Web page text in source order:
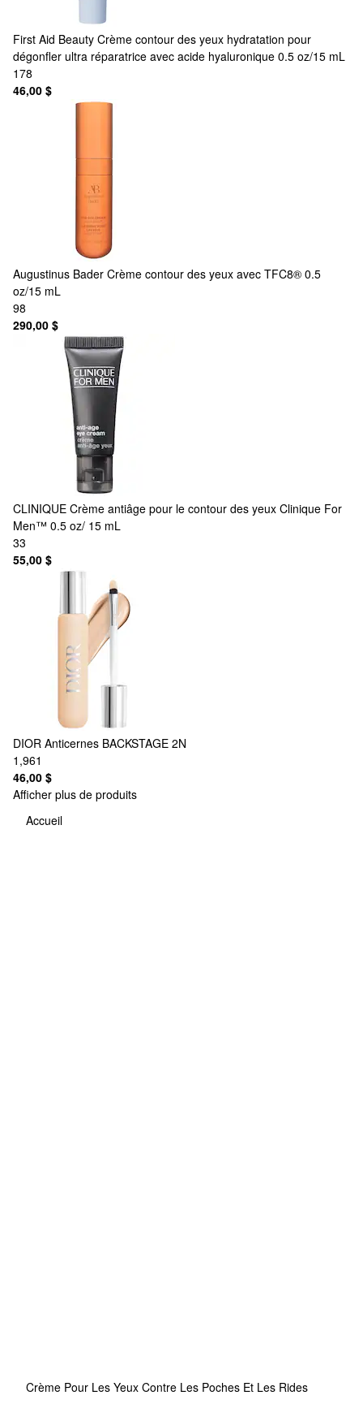
First Aid Beauty Crème contour des yeux hydratation pour
dégonfler ultra réparatrice avec acide hyaluronique 0.5 oz/15 mL
178
46,00 $
Augustinus Bader Crème contour des yeux avec TFC8® 0.5
oz/15 mL
98
290,00 $
CLINIQUE Crème antiâge pour le contour des yeux Clinique For
Men™ 0.5 oz/ 15 mL
33
55,00 $
DIOR Anticernes BACKSTAGE 2N
1,961
46,00 $
Afficher plus de produits
Accueil
Crème Pour Les Yeux Contre Les Poches Et Les Rides